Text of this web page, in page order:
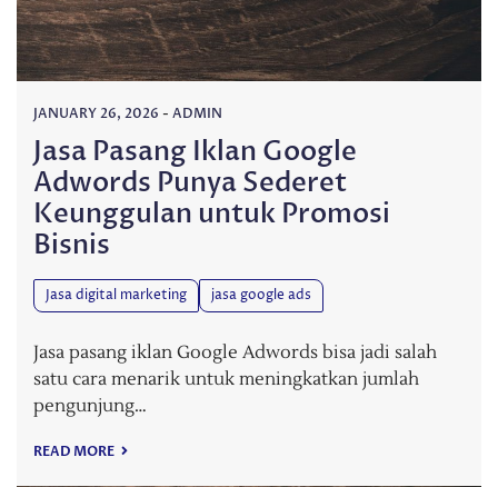
JANUARY 26, 2026 - ADMIN
Jasa Pasang Iklan Google
Adwords Punya Sederet
Keunggulan untuk Promosi
Bisnis
Jasa digital marketing jasa google ads
Jasa pasang iklan Google Adwords bisa jadi salah
satu cara menarik untuk meningkatkan jumlah
pengunjung…
READ MORE